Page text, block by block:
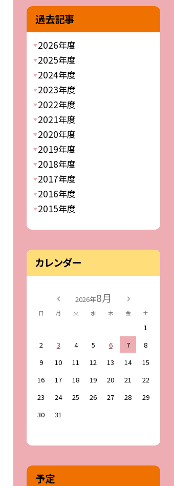
過去記事
2026年度
2025年度
2024年度
2023年度
2022年度
2021年度
2020年度
2019年度
2018年度
2017年度
2016年度
2015年度
カレンダー
2026年8月
日 月 火 水 木 金 土
1
2
3 4 5 6 7
8
9
10 11 12 13 14
15
16
17 18 19 20 21
22
23
24 25 26 27 28
29
30
31
予定